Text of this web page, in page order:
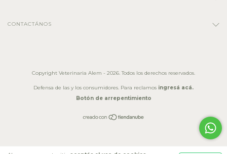
CONTACTÁNOS
Copyright Veterinaria Alem - 2026. Todos los derechos reservados.
Defensa de las y los consumidores. Para reclamos ingresá acá.
Botón de arrepentimiento